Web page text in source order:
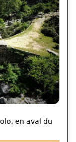
en aval du